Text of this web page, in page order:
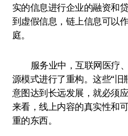
实的信息进行企业的融资和
到虚假信息，链上信息可以
庭。
服务业中，互联网医疗
源模式进行了重构。这些“旧
意图达到长远发展，就必须
来看，线上内容的真实性和
重的东西。